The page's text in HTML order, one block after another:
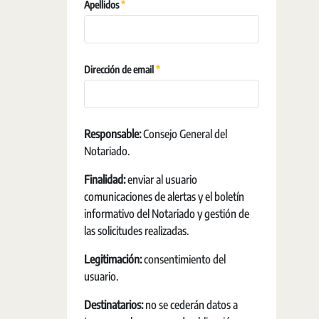
Apellidos Szükséges
Dirección de email Szükséges
Responsable:Consejo General del
Notariado.
Finalidad:enviar al usuario
comunicaciones de alertas y el boletín
informativo del Notariado y gestión de
las solicitudes realizadas.
Legitimación:consentimiento del
usuario.
Destinatarios:no se cederán datos a